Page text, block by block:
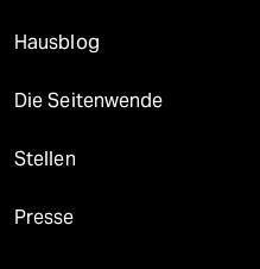
Hausblog
Die Seitenwende
Stellen
Presse